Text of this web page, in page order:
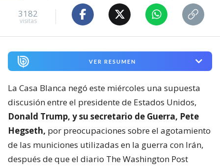
3182
visitas
VER RESUMEN
La Casa Blanca negó este miércoles una supuesta
discusión entre el presidente de Estados Unidos,
Donald Trump, y su secretario de Guerra, Pete
Hegseth, por preocupaciones sobre el agotamiento
de las municiones utilizadas en la guerra con Irán,
después de que el diario The Washington Post